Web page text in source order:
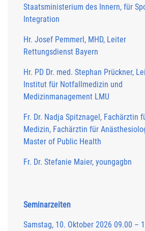
Staatsministerium des Innern, für
Integration
Hr. Josef Pemmerl, MHD, Leiter
Rettungsdienst Bayern
Hr. PD Dr. med. Stephan Prückner,
Institut für Notfallmedizin und
Medizinmanagement LMU
Fr. Dr. Nadja Spitznagel, Fachärztin
Medizin, Fachärztin für
Master of Public Health
Fr. Dr. Stefanie Maier, youngagbn
Seminarzeiten
Samstag, 10. Oktober 2026 09.00 –